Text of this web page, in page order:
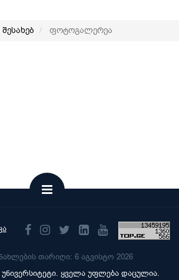
ფოტოგალერეა
თარიღი: 6 აგვისტო 2026
უნივერსიტეტი. ყველა უფლება დაცულია.